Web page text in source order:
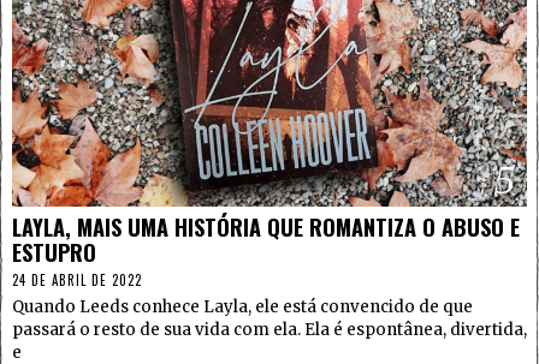
5
LAYLA, MAIS UMA HISTÓRIA QUE ROMANTIZA O ABUSO E
ESTUPRO
24 DE ABRIL DE 2022
Quando Leeds conhece Layla, ele está convencido de que
passará o resto de sua vida com ela. Ela é espontânea, divertida,
e